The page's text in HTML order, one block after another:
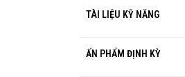
TÀI LIỆU KỸ NĂNG
ẤN PHẨM ĐỊNH KỲ